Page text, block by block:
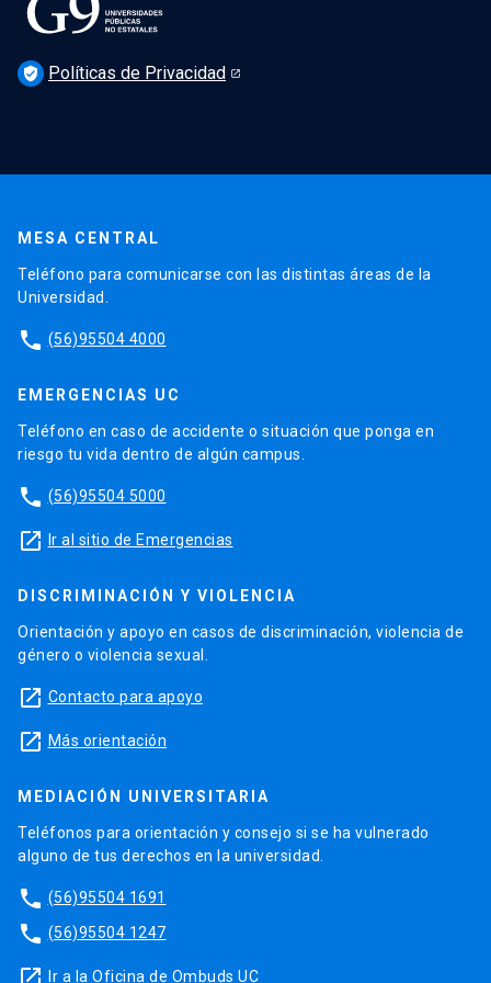
verified_user Políticas de Privacidad
MESA CENTRAL
Teléfono para comunicarse con las distintas áreas de la
Universidad.
phone (56)95504 4000
EMERGENCIAS UC
Teléfono en caso de accidente o situación que ponga en
riesgo tu vida dentro de algún campus.
phone (56)95504 5000
launch Ir al sitio de Emergencias
DISCRIMINACIÓN Y VIOLENCIA
Orientación y apoyo en casos de discriminación, violencia de
género o violencia sexual.
launch Contacto para apoyo
launch Más orientación
MEDIACIÓN UNIVERSITARIA
Teléfonos para orientación y consejo si se ha vulnerado
alguno de tus derechos en la universidad.
phone (56)95504 1691
phone (56)95504 1247
Ir a la Oficina de Ombuds UC